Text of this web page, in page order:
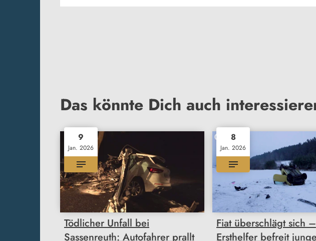
Das könnte Dich auch
9
Jan. 2026
Tödlicher Unfall bei
Sassenreuth: Autofahrer prallt
8
Jan. 2026
Fiat überschlägt sich –
Ersthelfer befreit junge